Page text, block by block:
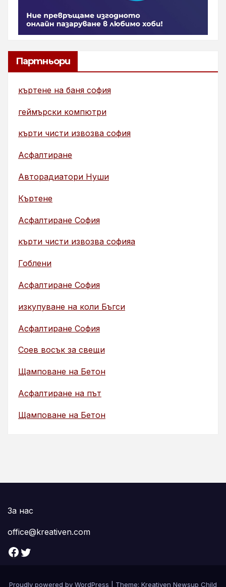
Партньори
къртене на баня софия
геймърски компютри
кърти чисти извозва софия
Асфалтиране
Авторадиатори Нуши
Къртене
Асфалтиране София
кърти чисти извозва софияа
Гоблени
Асфалтиране София
изкупуване на коли Бъгси
Асфалтиране София
Соев восък за свещи
Щамповане на Бетон
Асфалтиране на път
Щамповане на Бетон
За нас
office@kreativen.com
Facebook Twitter
Proudly powered by WordPress Theme: Kreativen Newsup Child